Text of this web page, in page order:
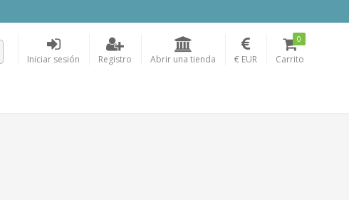
Iniciar sesión Registro Abrir una tienda € EUR Carrito
0